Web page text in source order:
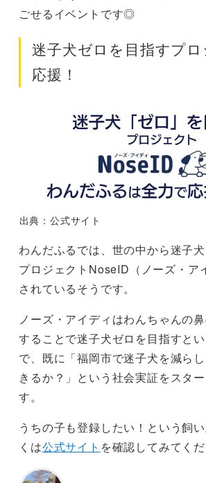
ごせるイベントです◎
迷子犬ゼロを目指すプ
応援！
出典：公式サイト
わんだふるでは、世の中から迷子犬
プロジェクト​NoseID（ノーズ・ア
されているそうです。
ノーズ・アイディはわんちゃんの
することで迷子犬ゼロを目指すと
で、既に「福岡市で迷子犬を減ら
きるか？」という社会実証をスタ
す。
うちの子も登録したい！という飼
くは公式サイト を確認してみてくだ